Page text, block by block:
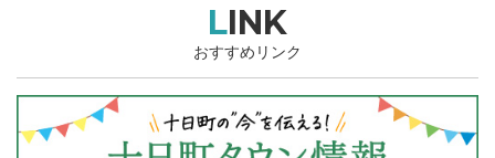
LINK
おすすめリンク